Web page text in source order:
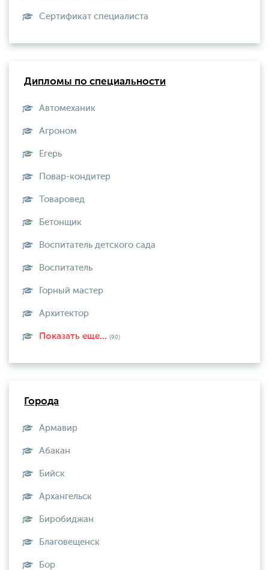
Сертификат специалиста
Дипломы по специальности
Автомеханик
Агроном
Егерь
Повар-кондитер
Товаровед
Бетонщик
Воспитатель детского сада
Воспитатель
Горный мастер
Архитектор
Показать еще... (90)
Города
Армавир
Абакан
Бийск
Архангельск
Биробиджан
Благовещенск
Бор